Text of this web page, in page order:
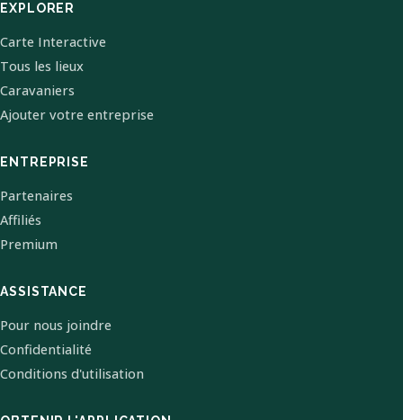
EXPLORER
Carte Interactive
Tous les lieux
Caravaniers
Ajouter votre entreprise
ENTREPRISE
Partenaires
Affiliés
Premium
ASSISTANCE
Pour nous joindre
Confidentialité
Conditions d'utilisation